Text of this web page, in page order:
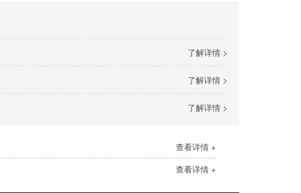
了解详情 >
了解详情 >
了解详情 >
查看详情 +
查看详情 +